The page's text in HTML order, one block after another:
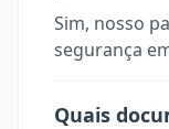
Sim, nosso
segurança
Quais